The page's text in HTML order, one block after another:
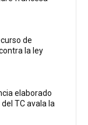
de
la ley
elaborado
TC avala la